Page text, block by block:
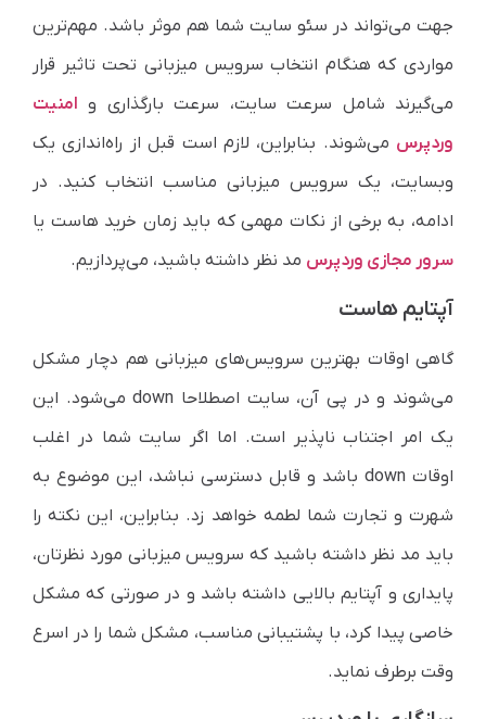
جهت می‌تواند در سئو سایت شما هم موثر باشد. مهم‌ترین
مواردی که هنگام انتخاب سرویس میزبانی تحت تاثیر قرار
می‌گیرند شامل سرعت سایت، سرعت بارگذاری و امنیت
وردپرس می‌شوند. بنابراین، لازم است قبل از راه‌اندازی یک
وبسایت، یک سرویس میزبانی مناسب انتخاب کنید. در
ادامه، به برخی از نکات مهمی که باید زمان خرید هاست یا
سرور مجازی وردپرس مد نظر داشته باشید، می‌پردازیم.
آپتایم هاست
گاهی اوقات بهترین سرویس‌های میزبانی هم دچار مشکل
می‌شوند و در پی آن، سایت اصطلاحا down می‌شود. این
یک امر اجتناب ناپذیر است. اما اگر سایت شما در اغلب
اوقات down باشد و قابل دسترسی نباشد، این موضوع به
شهرت و تجارت شما لطمه خواهد زد. بنابراین، این نکته را
باید مد نظر داشته باشید که سرویس میزبانی مورد نظرتان،
پایداری و آپتایم بالایی داشته باشد و در صورتی که مشکل
خاصی پیدا کرد، با پشتیبانی مناسب، مشکل شما را در اسرع
وقت برطرف نماید.